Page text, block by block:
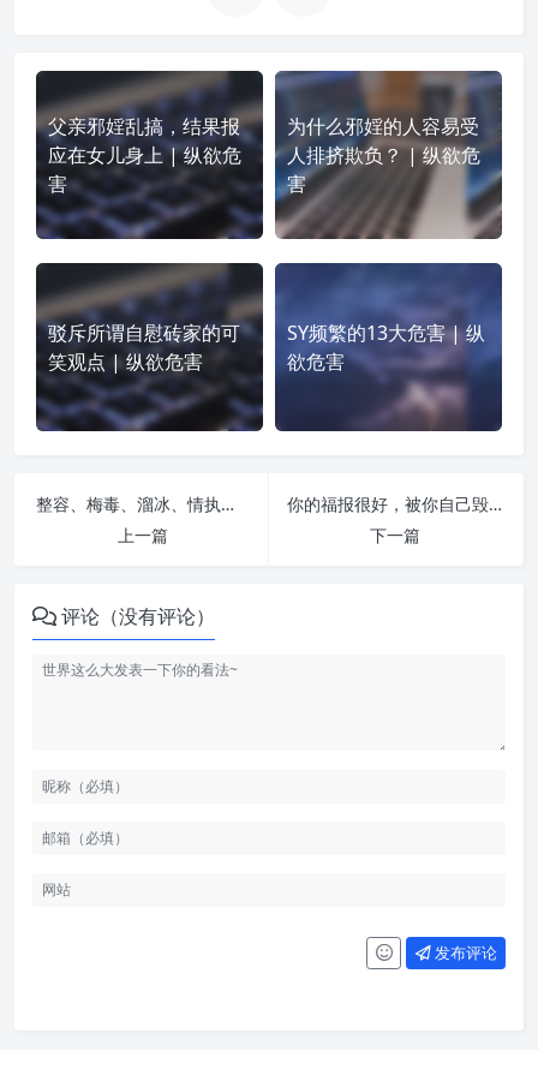
父亲邪婬乱搞，结果报
应在女儿身上 | 纵欲危
害
为什么邪婬的人容易受
人排挤欺负？ | 纵欲危
害
驳斥所谓自慰砖家的可
笑观点 | 纵欲危害
SY频繁的13大危害 | 纵
欲危害
整容、梅毒、溜冰、情执—-一位坐台妓女的泣血忏悔! | 纵欲危害
上一篇
你的福报很好，被你自己毁了！ | 纵欲危害
下一篇
评论（没有评论）
发布评论